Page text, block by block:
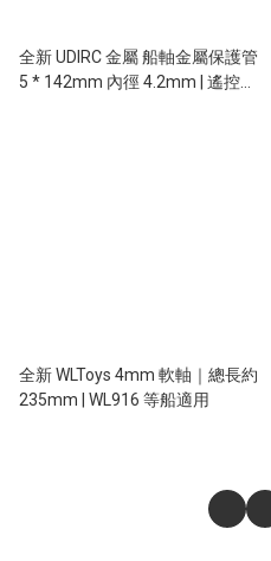
全新 UDIRC 金屬 船軸金屬保護管
5 * 142mm 內徑 4.2mm | 遙控快
全新 WLToys 4mm 軟軸｜總長約
235mm | WL916 等船適用